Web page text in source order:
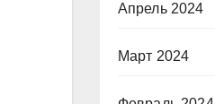
Апрель 2024
Март 2024